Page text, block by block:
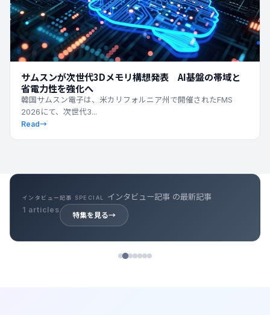
サムスンが次世代3Dメモリ構想発表 AI基盤の帯域と
省電力性を強化へ
韓国サムスン電子は、米カリフォルニア州で開催されたFMS
2026にて、次世代3...
Read→
インタビュー記事 SPECIAL インタビュー記事 の最新記事
1 articles
特集を見る→